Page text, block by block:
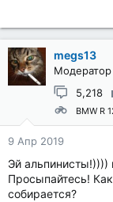
megs13
Модератор
5,218
BMW R
9 Апр 2019
Эй
Просыпайтесь!
собирается?